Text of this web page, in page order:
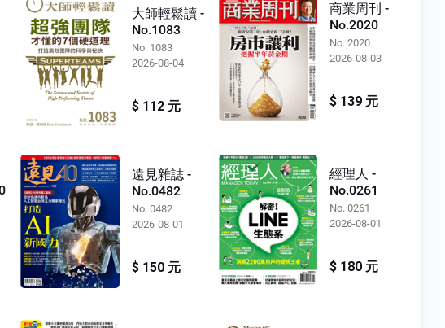
大師輕鬆讀 -
No.1083
No. 1083
2026-08-04
$ 112 元
商業周刊 -
No.2020
No. 2020
2026-08-03
$ 139 元
遠見雜誌 -
No.0482
No. 0482
2026-08-01
$ 150 元
經理人 -
No.0261
No. 0261
2026-08-01
$ 180 元